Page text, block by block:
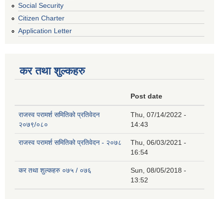
Social Security
Citizen Charter
Application Letter
कर तथा शुल्कहरु
Post date
राजस्व परामर्श समितिको प्रतिवेदन
२०७९/०८०
Thu, 07/14/2022 -
14:43
राजस्व परामर्श समितिको प्रतिवेदन - २०७८
Thu, 06/03/2021 -
16:54
कर तथा शुल्कहरु ०७५ / ०७६
Sun, 08/05/2018 -
13:52